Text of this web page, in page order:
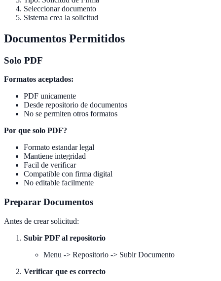
Seleccionar documento
Sistema crea la solicitud
Documentos Permitidos
Solo PDF
Formatos aceptados:
PDF unicamente
Desde repositorio de documentos
No se permiten otros formatos
Por que solo PDF?
Formato estandar legal
Mantiene integridad
Facil de verificar
Compatible con firma digital
No editable facilmente
Preparar Documentos
Antes de crear solicitud:
Subir PDF al repositorio
Menu -> Repositorio -> Subir Documento
Verificar que es correcto